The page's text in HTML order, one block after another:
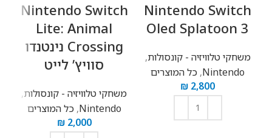
Nintendo Switch
Oled Splatoon 3
משחקי טלוויזיה - קונסולות,
Nintendo
, כל המוצרים
₪ 2,800
Nintendo Switch
Lite: Animal
Crossing נינטנדו
סוויץ’ לייט
משחקי טלוויזיה - קונסולות,
Nintendo
,כל המוצרים
₪2,000